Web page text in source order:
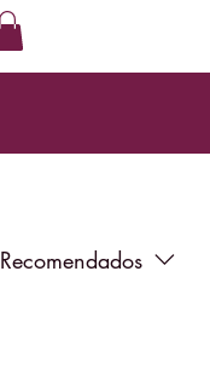
Recomendados